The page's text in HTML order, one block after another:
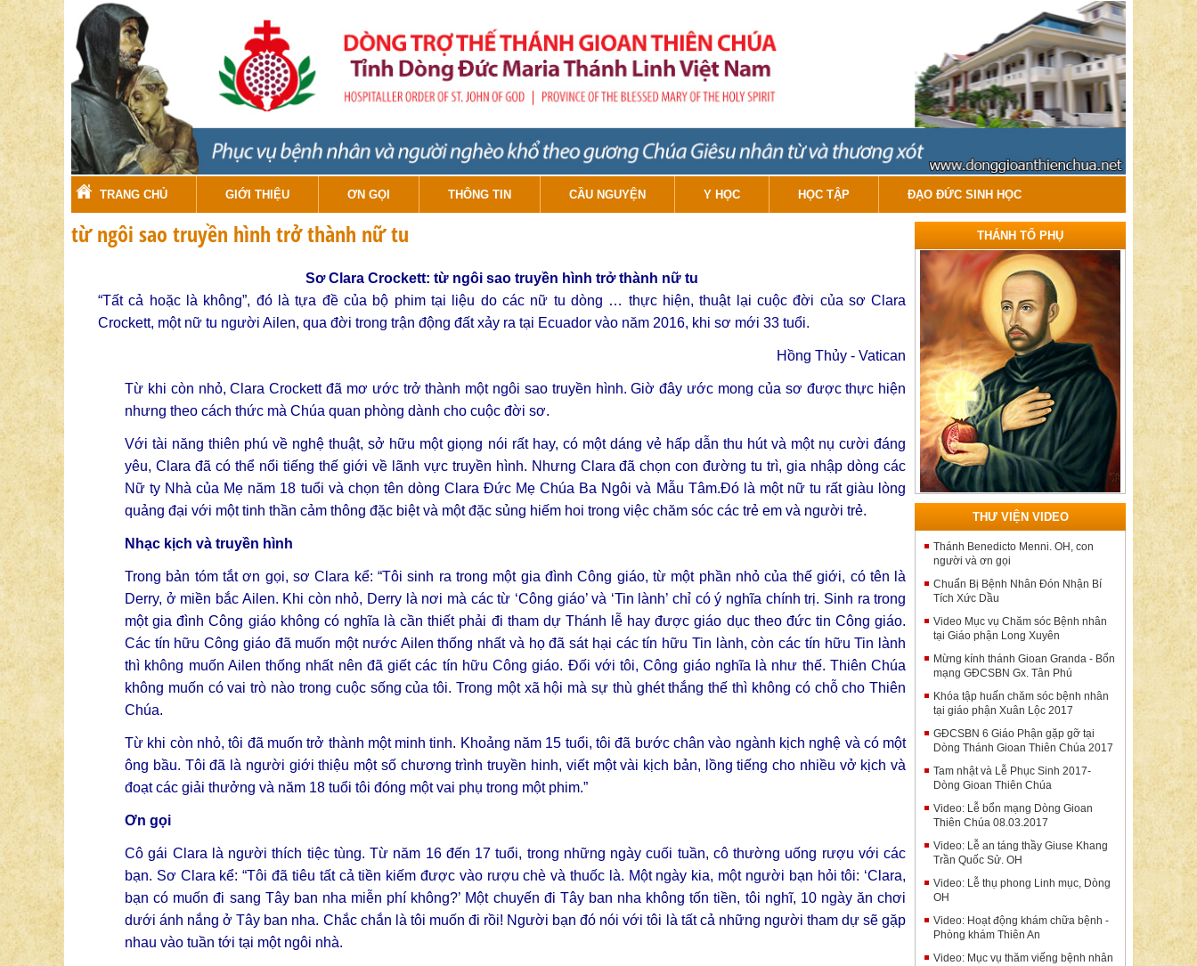
TRANG CHỦ GIỚI THIỆU ƠN GỌI THÔNG TIN CẦU NGUYỆN Y HỌC HỌC TẬP ĐẠO ĐỨC SINH HỌC
từ ngôi sao truyền hình trở thành nữ tu
Sơ Clara Crockett: từ ngôi sao truyền hình trở thành nữ tu
“Tất cả hoặc là không”, đó là tựa đề của bộ phim tại liệu do các nữ tu dòng … thực hiện, thuật lại cuộc đời của sơ Clara
Crockett, một nữ tu người Ailen, qua đời trong trận động đất xảy ra tại Ecuador vào năm 2016, khi sơ mới 33 tuổi.
Hồng Thủy - Vatican
Từ khi còn nhỏ, Clara Crockett đã mơ ước trở thành một ngôi sao truyền hình. Giờ đây ước mong của sơ được thực hiện
nhưng theo cách thức mà Chúa quan phòng dành cho cuộc đời sơ.
Với tài năng thiên phú về nghệ thuật, sở hữu một giọng nói rất hay, có một dáng vẻ hấp dẫn thu hút và một nụ cười đáng
yêu, Clara đã có thể nổi tiếng thế giới về lãnh vực truyền hình. Nhưng Clara đã chọn con đường tu trì, gia nhập dòng các
Nữ ty Nhà của Mẹ năm 18 tuổi và chọn tên dòng Clara Đức Mẹ Chúa Ba Ngôi và Mẫu Tâm.Đó là một nữ tu rất giàu lòng
quảng đại với một tinh thần cảm thông đặc biệt và một đặc sủng hiếm hoi trong việc chăm sóc các trẻ em và người trẻ.
Nhạc kịch và truyền hình
Trong bản tóm tắt ơn gọi, sơ Clara kể: “Tôi sinh ra trong một gia đình Công giáo, từ một phần nhỏ của thế giới, có tên là
Derry, ở miền bắc Ailen. Khi còn nhỏ, Derry là nơi mà các từ ‘Công giáo’ và ‘Tin lành’ chỉ có ý nghĩa chính trị. Sinh ra trong
một gia đình Công giáo không có nghĩa là cần thiết phải đi tham dự Thánh lễ hay được giáo dục theo đức tin Công giáo.
Các tín hữu Công giáo đã muốn một nước Ailen thống nhất và họ đã sát hại các tín hữu Tin lành, còn các tín hữu Tin lành
thì không muốn Ailen thống nhất nên đã giết các tín hữu Công giáo. Đối với tôi, Công giáo nghĩa là như thế. Thiên Chúa
không muốn có vai trò nào trong cuộc sống của tôi. Trong một xã hội mà sự thù ghét thắng thế thì không có chỗ cho Thiên
Chúa.
Từ khi còn nhỏ, tôi đã muốn trở thành một minh tinh. Khoảng năm 15 tuổi, tôi đã bước chân vào ngành kịch nghệ và có một
ông bầu. Tôi đã là người giới thiệu một số chương trình truyền hinh, viết một vài kịch bản, lồng tiếng cho nhiều vở kịch và
đoạt các giải thưởng và năm 18 tuổi tôi đóng một vai phụ trong một phim.”
Ơn gọi
Cô gái Clara là người thích tiệc tùng. Từ năm 16 đến 17 tuổi, trong những ngày cuối tuần, cô thường uống rượu với các
bạn. Sơ Clara kể: “Tôi đã tiêu tất cả tiền kiếm được vào rượu chè và thuốc là. Một ngày kia, một người bạn hỏi tôi: ‘Clara,
bạn có muốn đi sang Tây ban nha miễn phí không?’ Một chuyến đi Tây ban nha không tốn tiền, tôi nghĩ, 10 ngày ăn chơi
dưới ánh nắng ở Tây ban nha. Chắc chắn là tôi muốn đi rồi! Người bạn đó nói với tôi là tất cả những người tham dự sẽ gặp
nhau vào tuần tới tại một ngôi nhà.
THÁNH TỔ PHỤ
THƯ VIỆN VIDEO
Thánh Benedicto Menni. OH, con
người và ơn gọi
Chuẩn Bị Bệnh Nhân Đón Nhận Bí
Tích Xức Dầu
Video Mục vụ Chăm sóc Bệnh nhân
tại Giáo phận Long Xuyên
Mừng kính thánh Gioan Granda - Bổn
mạng GĐCSBN Gx. Tân Phú
Khóa tập huấn chăm sóc bệnh nhân
tại giáo phận Xuân Lộc 2017
GĐCSBN 6 Giáo Phận gặp gỡ tại
Dòng Thánh Gioan Thiên Chúa 2017
Tam nhật và Lễ Phục Sinh 2017-
Dòng Gioan Thiên Chúa
Video: Lễ bổn mạng Dòng Gioan
Thiên Chúa 08.03.2017
Video: Lễ an táng thầy Giuse Khang
Trần Quốc Sử. OH
Video: Lễ thụ phong Linh mục, Dòng
OH
Video: Hoạt động khám chữa bệnh -
Phòng khám Thiên An
Video: Mục vụ thăm viếng bệnh nhân